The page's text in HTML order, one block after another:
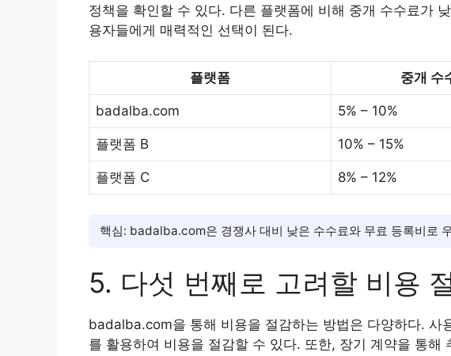
정책을 확인할 수 있다. 다른 플랫폼에 비해 중개 수수료가
용자들에게 매력적인 선택이 된다.
플랫폼 중개 수
badalba.com 5% – 10%
플랫폼 B 10% – 15%
플랫폼 C 8% – 12%
핵심: badalba.com은 경쟁사 대비 낮은 수수료와 무료 등록비로
5. 다섯 번째로 고려할 비용
badalba.com을 통해 비용을 절감하는 방법은 다양하다. 사
를 활용하여 비용을 절감할 수 있다. 또한, 장기 계약을 통해